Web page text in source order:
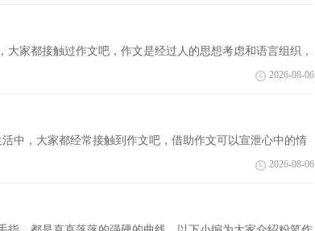
家都接触过作文吧，作文是经过人的思想考虑和语言组织，
2026-08-06
中，大家都经常接触到作文吧，借助作文可以宣泄心中的情
2026-08-06